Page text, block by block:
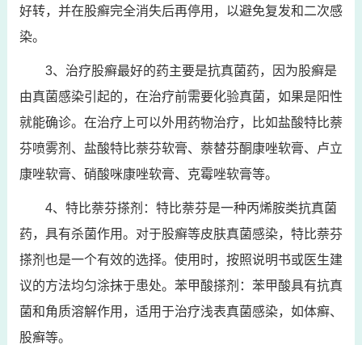
好转，并在股癣完全消失后再停用，以避免复发和二次感
染。
3、治疗股癣最好的药主要是抗真菌药，因为股癣是
由真菌感染引起的，在治疗前需要化验真菌，如果是阳性
就能确诊。在治疗上可以外用药物治疗，比如盐酸特比萘
芬喷雾剂、盐酸特比萘芬软膏、萘替芬酮康唑软膏、卢立
康唑软膏、硝酸咪康唑软膏、克霉唑软膏等。
4、特比萘芬搽剂：特比萘芬是一种丙烯胺类抗真菌
药，具有杀菌作用。对于股癣等皮肤真菌感染，特比萘芬
搽剂也是一个有效的选择。使用时，按照说明书或医生建
议的方法均匀涂抹于患处。苯甲酸搽剂：苯甲酸具有抗真
菌和角质溶解作用，适用于治疗浅表真菌感染，如体癣、
股癣等。